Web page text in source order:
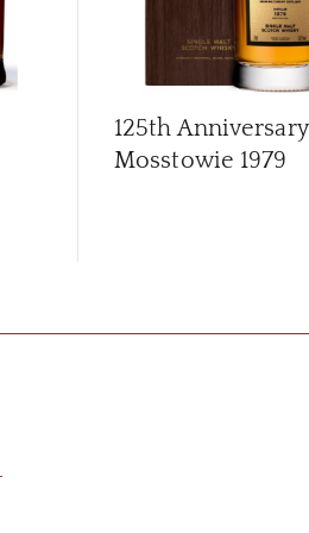
125th Anniversary
Mosstowie 1979